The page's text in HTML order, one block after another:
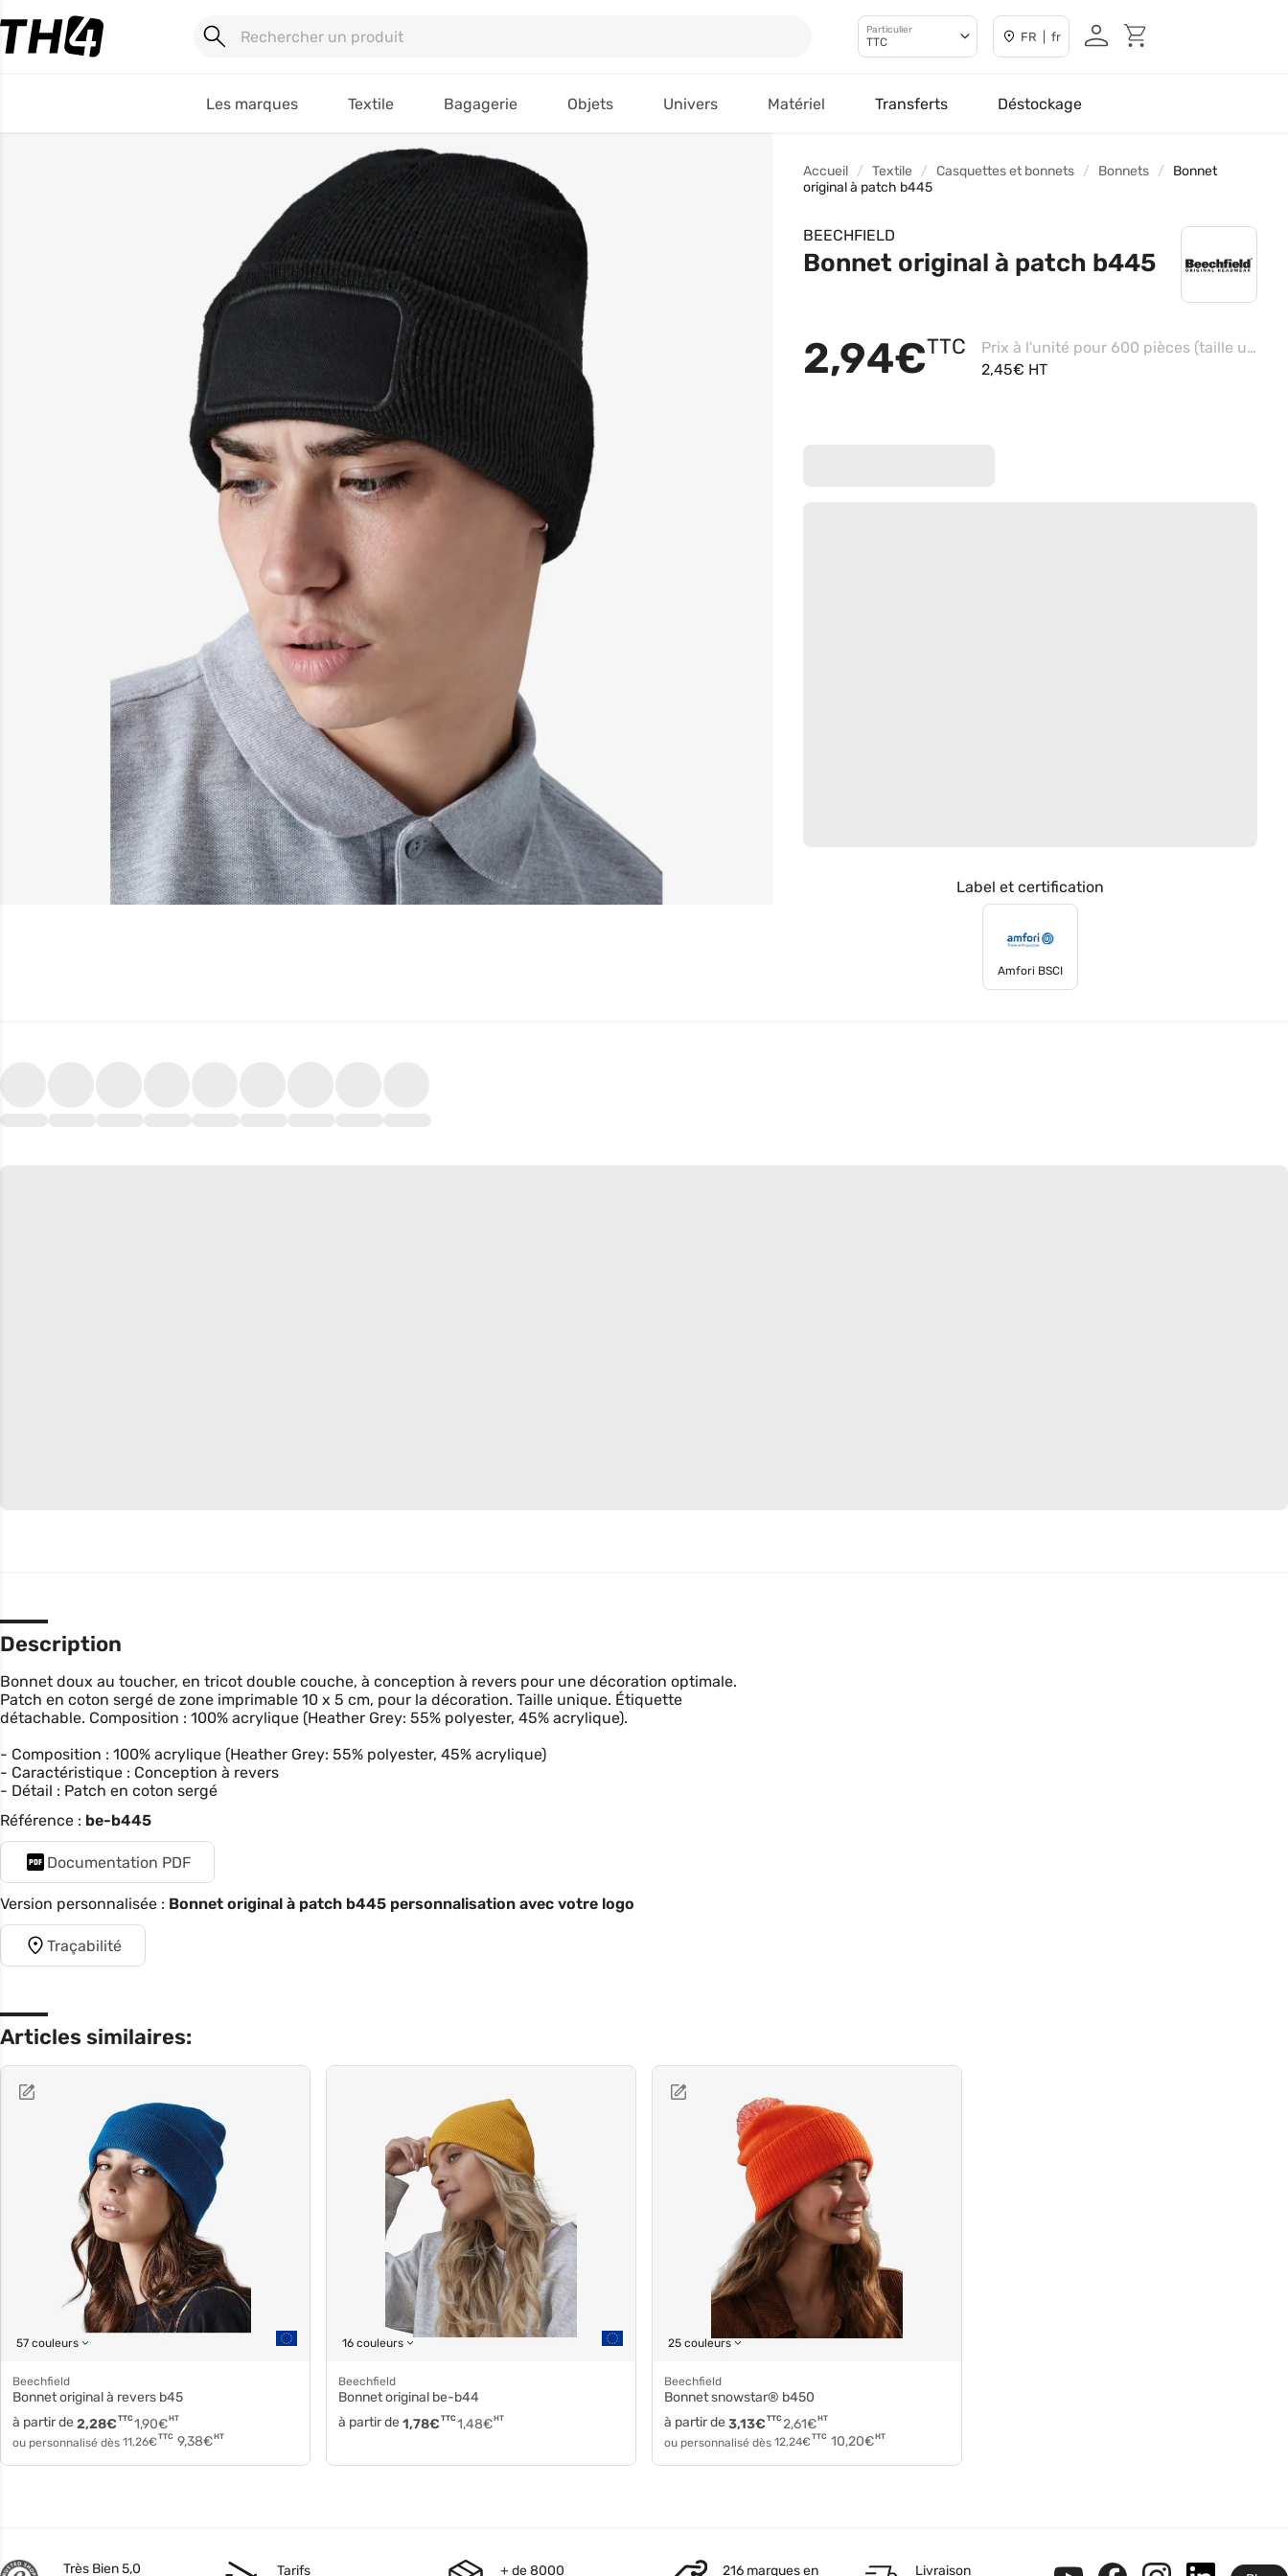
Particulier
TTC FR | fr
Les marques Textile Bagagerie Objets Univers Matériel Transferts Déstockage
Accueil Textile Casquettes et bonnets Bonnets
Bonnet
original à patch b445
BEECHFIELD
Bonnet original à patch b445
2,94€TTC
Prix à l'unité pour 600 pièces (taille unique - Black)
2,45€ HT
Label et certification
Amfori BSCI
Description
Bonnet doux au toucher, en tricot double couche, à conception à revers pour une décoration optimale.
Patch en coton sergé de zone imprimable 10 x 5 cm, pour la décoration. Taille unique. Étiquette
détachable. Composition : 100% acrylique (Heather Grey: 55% polyester, 45% acrylique).
- Composition : 100% acrylique (Heather Grey: 55% polyester, 45% acrylique)
- Caractéristique : Conception à revers
- Détail : Patch en coton sergé
Référence : be-b445
Documentation PDF
Version personnalisée : Bonnet original à patch b445 personnalisation avec votre logo
Traçabilité
Articles similaires:
57 couleurs
Beechfield
Bonnet original à revers b45
à partir de
1,90€HT
2,28€ TTC
ou personnalisé dès 11,26€ TTC 9,38€HT
16 couleurs
Beechfield
Bonnet original be-b44
à partir de
1,48€HT
1,78€ TTC
25 couleurs
Beechfield
Bonnet snowstar® b450
à partir de
2,61€HT
3,13€ TTC
ou personnalisé dès 12,24€ TTC 10,20€HT
Très Bien 5,0 Tarifs + de 8000 216 marques en Livraison